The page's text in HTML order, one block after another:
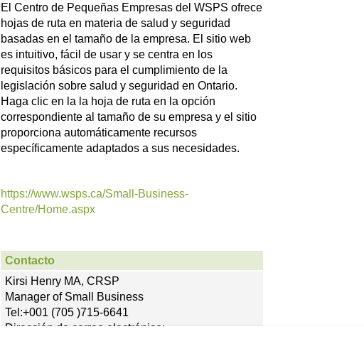
El Centro de Pequeñas Empresas del WSPS ofrece
hojas de ruta en materia de salud y seguridad
basadas en el tamaño de la empresa. El sitio web
es intuitivo, fácil de usar y se centra en los
requisitos básicos para el cumplimiento de la
legislación sobre salud y seguridad en Ontario.
Haga clic en la la hoja de ruta en la opción
correspondiente al tamaño de su empresa y el sitio
proporciona automáticamente recursos
específicamente adaptados a sus necesidades.
https://www.wsps.ca/Small-Business-
Centre/Home.aspx
Contacto
Kirsi Henry MA, CRSP
Manager of Small Business
Tel:+001 (705 )715-6641
Dirección de correo electrónico: